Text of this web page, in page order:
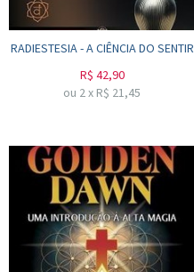
RADIESTESIA - A CIÊNCIA DO SENTIR
R$ 42,90
ou 2x R$ 21,45